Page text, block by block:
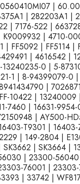
|
| 282203A1 |
| 7176-522 |
| 4710-
| FF5114 |
| 4616542 |
0 | 5-
1 | 8-94399079-0
|
10422 | 13240009
| 16631-
| AY500-
T9301 |
| 149-2804 |
| SK3664 |
| 23300-
76001 |
| 33742 |